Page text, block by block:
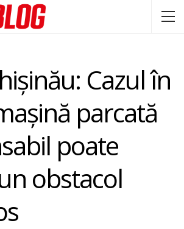
Cazul în
parcată
poate
obstacol